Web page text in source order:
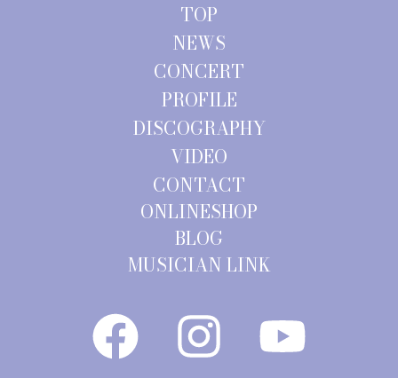
TOP
NEWS
CONCERT
PROFILE
DISCOGRAPHY
VIDEO
CONTACT
ONLINESHOP
BLOG
MUSICIAN LINK